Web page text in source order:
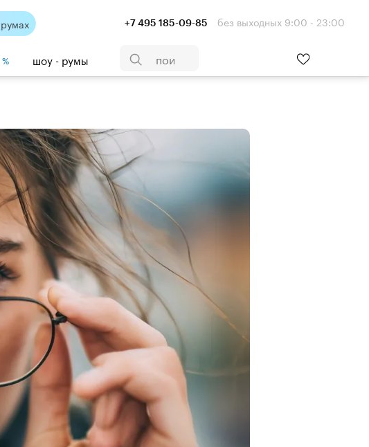
+7 495 185-09-85 без выходных 9:00 - 23:00
% шоу - румы